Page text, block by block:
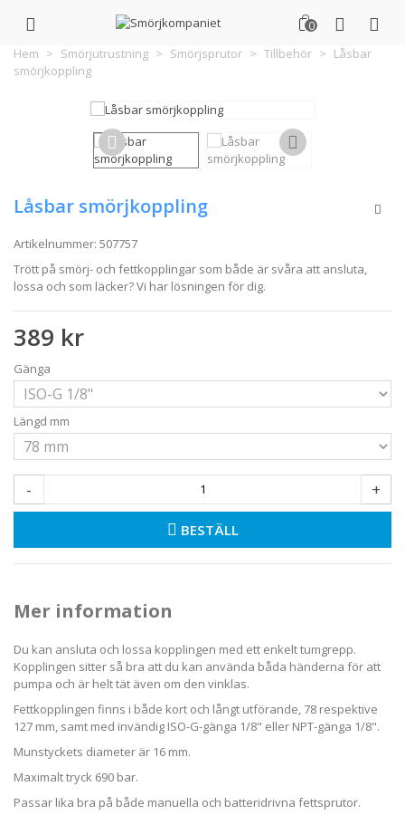
0
Hem > Smörjutrustning > Smörjsprutor > Tillbehör > Låsbar
smörjkoppling
Låsbar smörjkoppling
Artikelnummer: 507757
Trött på smörj- och fettkopplingar som både är svåra att ansluta,
lossa och som läcker? Vi har lösningen för dig.
389 kr
Gänga
Längd mm
- +
BESTÄLL
Mer information
Du kan ansluta och lossa kopplingen med ett enkelt tumgrepp.
Kopplingen sitter så bra att du kan använda båda händerna för att
pumpa och är helt tät även om den vinklas.
Fettkopplingen finns i både kort och långt utförande, 78 respektive
127 mm, samt med invändig ISO-G-gänga 1/8" eller NPT-gänga 1/8".
Munstyckets diameter är 16 mm.
Maximalt tryck 690 bar.
Passar lika bra på både manuella och batteridrivna fettsprutor.